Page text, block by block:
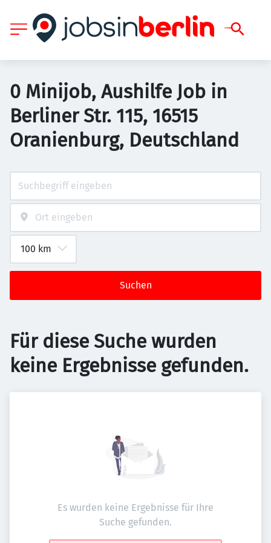
0 Minijob, Aushilfe Job in
Berliner Str. 115, 16515
Oranienburg, Deutschland
Suchen
Für diese Suche wurden
keine Ergebnisse gefunden.
Es wurden keine Ergebnisse für Ihre
Suche gefunden.